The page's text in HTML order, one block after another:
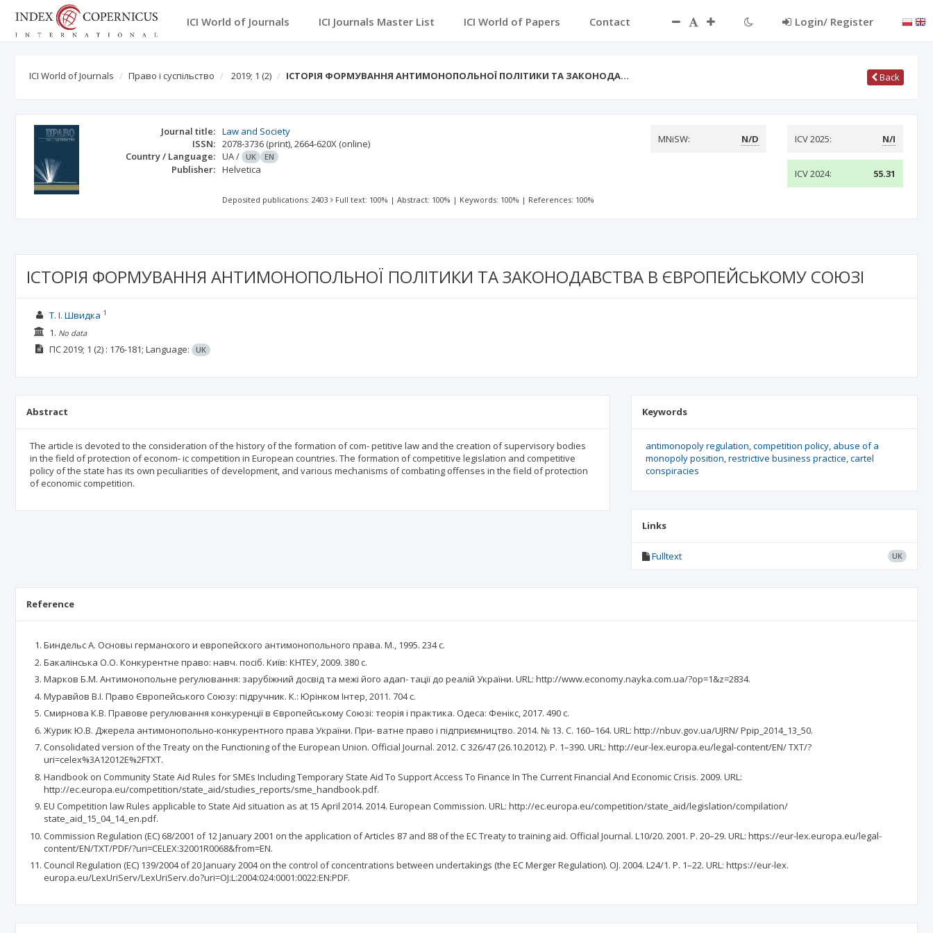
ICI World of Journals ICI Journals Master List ICI World of Papers Contact Login/ Register
ICI World of Journals Право і суспільство 2019; 1 (2) ІСТОРІЯ ФОРМУВАННЯ АНТИМОНОПОЛЬНОЇ ПОЛІТИКИ ТА ЗАКОНОДА… Back
Journal title: Law and Society
ISSN: 2078-3736 (print),2664-620X (online)
Country / Language: UA/ UK EN
Publisher: Helvetica
MNiSW: N/D ICV 2025: N/I
ICV 2024: 55.31
Deposited publications: 2403 Full text: 100% |Abstract: 100% | Keywords: 100% | References: 100%
ІСТОРІЯ ФОРМУВАННЯ АНТИМОНОПОЛЬНОЇ ПОЛІТИКИ ТА ЗАКОНОДАВСТВА В ЄВРОПЕЙСЬКОМУ СОЮЗІ
Т. І. Швидка 1
1. No data
ПС2019; 1 (2) : 176-181; Language: UK
Abstract
The article is devoted to the consideration of the history of the formation of com- petitive law and the creation of supervisory bodies
in the field of protection of econom- ic competition in European countries. The formation of competitive legislation and competitive
policy of the state has its own peculiarities of development, and various mechanisms of combating offenses in the field of protection
of economic competition.
Keywords
antimonopoly regulation competition policy abuse of a
monopoly position restrictive business practice cartel
conspiracies
Links
Fulltext UK
Reference
Биндельс А. Основы германского и европейского антимонопольного права. М., 1995. 234 с.
Бакалінська О.О. Конкурентне право: навч. посіб. Київ: КНТЕУ, 2009. 380 с.
Марков Б.М. Антимонопольне регулювання: зарубіжний досвід та межі його адап- тації до реалій України. URL: http://www.economy.nayka.com.ua/?op=1&z=2834.
Муравйов В.І. Право Європейського Союзу: підручник. К.: Юрінком Інтер, 2011. 704 с.
Смирнова К.В. Правове регулювання конкуренції в Європейському Союзі: теорія і практика. Одеса: Фенікс, 2017. 490 с.
Журик Ю.В. Джерела антимонопольно-конкурентного права України. При- ватне право і підприємництво. 2014. № 13. С. 160–164. URL: http://nbuv.gov.ua/UJRN/ Ppip_2014_13_50.
Consolidated version of the Treaty on the Functioning of the European Union. Official Journal. 2012. C 326/47 (26.10.2012). P. 1–390. URL: http://eur-lex.europa.eu/legal-content/EN/ TXT/?
uri=celex%3A12012E%2FTXT.
Handbook on Community State Aid Rules for SMEs Including Temporary State Aid To Support Access To Finance In The Current Financial And Economic Crisis. 2009. URL:
http://ec.europa.eu/competition/state_aid/studies_reports/sme_handbook.pdf.
EU Competition law Rules applicable to State Aid situation as at 15 April 2014. 2014. European Commission. URL: http://ec.europa.eu/competition/state_aid/legislation/compilation/
state_aid_15_04_14_en.pdf.
Commission Regulation (EC) 68/2001 of 12 January 2001 on the application of Articles 87 and 88 of the EC Treaty to training aid. Official Journal. L10/20. 2001. P. 20–29. URL: https://eur-lex.europa.eu/legal-
content/EN/TXT/PDF/?uri=CELEX:32001R0068&from=EN.
Council Regulation (EC) 139/2004 of 20 January 2004 on the control of concentrations between undertakings (the EC Merger Regulation). OJ. 2004. L24/1. P. 1–22. URL: https://eur-lex.
europa.eu/LexUriServ/LexUriServ.do?uri=OJ:L:2004:024:0001:0022:EN:PDF.